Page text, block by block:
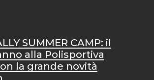
SUMMER CAMP: il
alla Polisportiva
la grande novità